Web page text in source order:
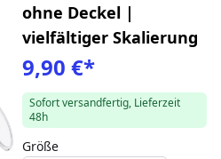
ohne Deckel |
vielfältiger Skalierung
9,90 €*
Sofort versandfertig, Lieferzeit
48h
Größe